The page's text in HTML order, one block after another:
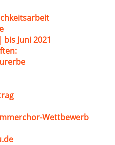
Juni 2021
Wettbewerb